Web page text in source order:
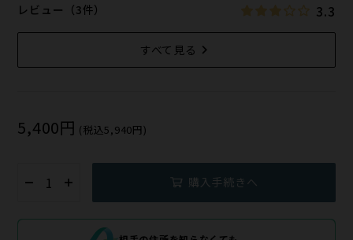
レビュー（3件） 3.3
すべて見る
5,400円 (税込5,940円)
購入手続きへ